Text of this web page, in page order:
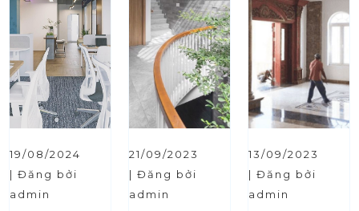
19/08/2024
| Đăng bởi
admin
21/09/2023
| Đăng bởi
admin
13/09/2023
| Đăng bởi
admin